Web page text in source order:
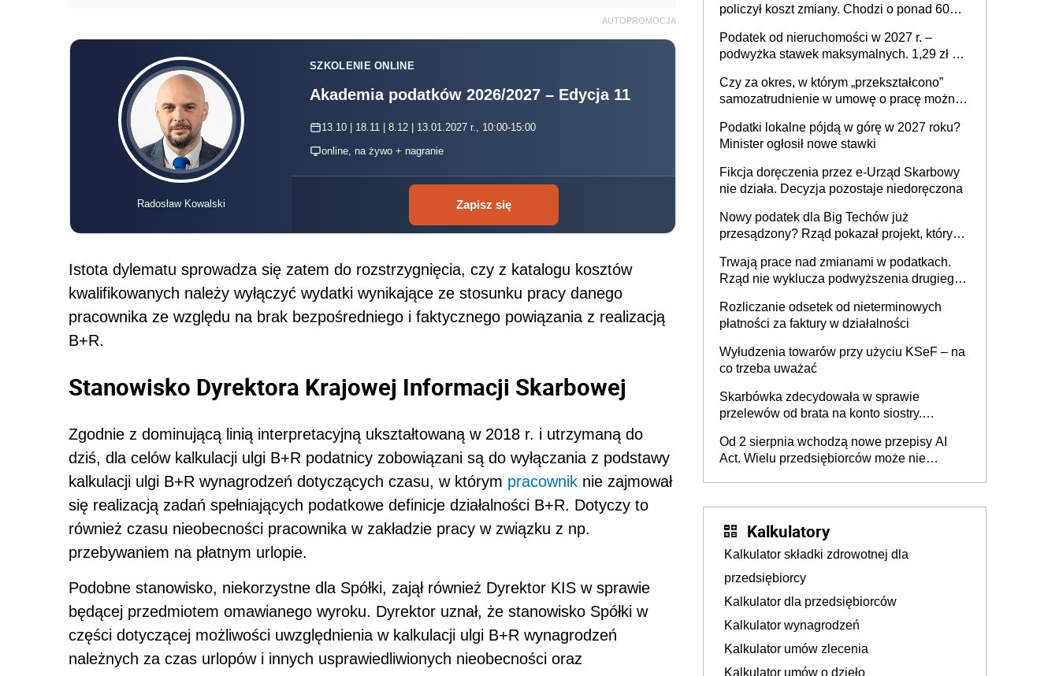
AUTOPROMOCJA
Radosław Kowalski
SZKOLENIE ONLINE
Akademia podatków 2026/2027 – Edycja 11
13.10 | 18.11 | 8.12 | 13.01.2027 r., 10:00-15:00
online, na żywo + nagranie
Zapisz się
Istota dylematu sprowadza się zatem do rozstrzygnięcia, czy z katalogu kosztów
kwalifikowanych należy wyłączyć wydatki wynikające ze stosunku pracy danego
pracownika ze względu na brak bezpośredniego i faktycznego powiązania z realizacją
B+R.
Stanowisko Dyrektora Krajowej Informacji Skarbowej
Zgodnie z dominującą linią interpretacyjną ukształtowaną w 2018 r. i utrzymaną do
dziś, dla celów kalkulacji ulgi B+R podatnicy zobowiązani są do wyłączania z podstawy
kalkulacji ulgi B+R wynagrodzeń dotyczących czasu, w którym pracownik nie zajmował
się realizacją zadań spełniających podatkowe definicje działalności B+R. Dotyczy to
również czasu nieobecności pracownika w zakładzie pracy w związku z np.
przebywaniem na płatnym urlopie.
Podobne stanowisko, niekorzystne dla Spółki, zajął również Dyrektor KIS w sprawie
będącej przedmiotem omawianego wyroku. Dyrektor uznał, że stanowisko Spółki w
części dotyczącej możliwości uwzględnienia w kalkulacji ulgi B+R wynagrodzeń
należnych za czas urlopów i innych usprawiedliwionych nieobecności oraz
policzył koszt zmiany. Chodzi o ponad 60
Podatek od nieruchomości w 2027 r. –
podwyżka stawek maksymalnych. 1,29 zł za
budynków i lokali związanych z
prowadzeniem działalności gospodarczej
Czy za okres, w którym „przekształcono”
samozatrudnienie w umowę o pracę można
umowy cywilnoprawnej jedynym
racjonalnym wyjściem
Podatki lokalne pójdą w górę w 2027 roku?
Minister ogłosił nowe stawki
Fikcja doręczenia przez e-Urząd Skarbowy
nie działa. Decyzja pozostaje niedoręczona
Nowy podatek dla Big Techów już
przesądzony? Rząd pokazał projekt, który
Trwają prace nad zmianami w podatkach.
Rząd nie wyklucza podwyższenia drugiego
Rozliczanie odsetek od nieterminowych
płatności za faktury w działalności
Wyłudzenia towarów przy użyciu KSeF – na
co trzeba uważać
Skarbówka zdecydowała w sprawie
przelewów od brata na konto siostry.
darowizna, ale podatku jednak nie będzie
Od 2 sierpnia wchodzą nowe przepisy AI
Act. Wielu przedsiębiorców może nie
Kalkulatory
Kalkulator składki zdrowotnej dla
przedsiębiorcy
Kalkulator dla przedsiębiorców
Kalkulator wynagrodzeń
Kalkulator umów zlecenia
Kalkulator umów o dzieło